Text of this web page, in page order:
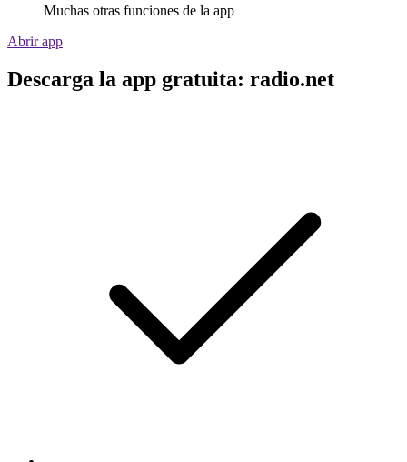
Muchas otras funciones de la app
Abrir app
Descarga la app gratuita: radio.net